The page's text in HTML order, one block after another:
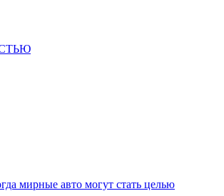
мирные авто могут стать целью